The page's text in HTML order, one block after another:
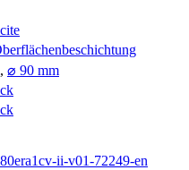
, ⌀ 90 mm
ii-v01-72249-en